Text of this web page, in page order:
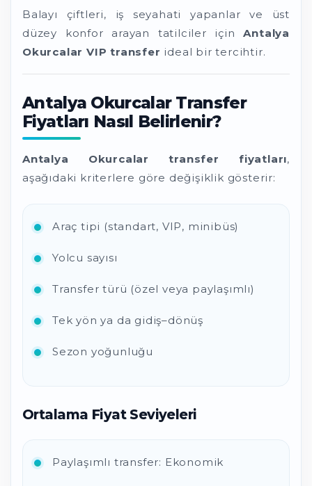
Balayı çiftleri, iş seyahati yapanlar ve üst
düzey konfor arayan tatilciler içinAntalya
Okurcalar VIP transfer ideal bir tercihtir.
Antalya Okurcalar Transfer
Fiyatları Nasıl Belirlenir?
Antalya Okurcalar transfer fiyatları,
aşağıdaki kriterlere göre değişiklik gösterir:
Araç tipi (standart, VIP, minibüs)
Yolcu sayısı
Transfer türü (özel veya paylaşımlı)
Tek yön ya da gidiş–dönüş
Sezon yoğunluğu
Ortalama Fiyat Seviyeleri
Paylaşımlı transfer: Ekonomik